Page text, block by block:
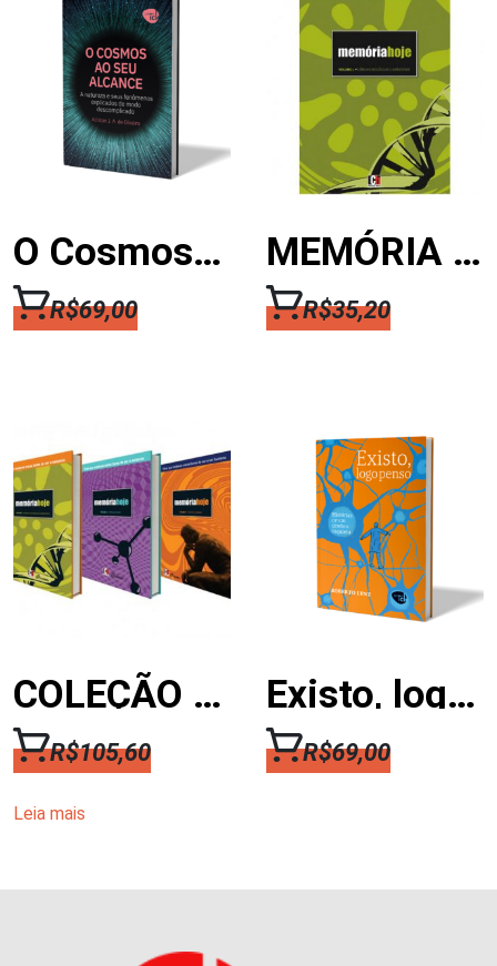
O Cosmos ao Seu Alcance – A natureza e seus fenômenos explicados de modo descomplicado
R$69,00
MEMÓRIA HOJE – VOL 1: CIÊNCIAS BIOLÓGICAS E AMBIENTAIS
R$35,20
COLEÇÃO MEMÓRIA HOJE
R$105,60
Leia mais
Existo, logo penso – Histórias de um cérebro inquieto
R$69,00